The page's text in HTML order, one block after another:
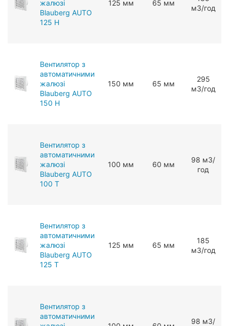
жалюзі
Blauberg AUTO
125 H
125 мм 65 мм
мЗ/год
Вентилятор з
автоматичними
жалюзі
Blauberg AUTO
150 H
150 мм 65 мм
295
мЗ/год
Вентилятор з
автоматичними
жалюзі
Blauberg AUTO
100 T
100 мм 60 мм
98 мЗ/
год
Вентилятор з
автоматичними
жалюзі
Blauberg AUTO
125 T
125 мм 65 мм
185
мЗ/год
Вентилятор з
автоматичними
98 мЗ/